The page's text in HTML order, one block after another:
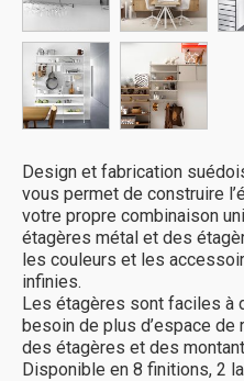
Design et fabrication
vous permet de construire
votre propre combinaison
étagères métal et des
les couleurs et les
infinies.
Les étagères sont faciles à
besoin de plus d’espace de
des étagères et des
Disponible en 8 finitions, 2